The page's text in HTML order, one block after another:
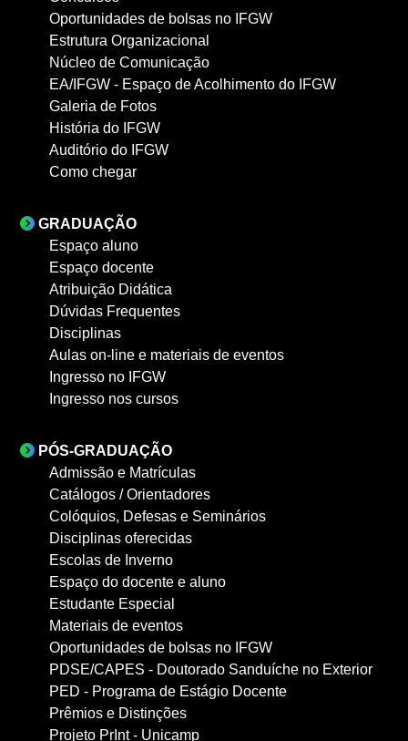
Oportunidades de bolsas no IFGW
Estrutura Organizacional
Núcleo de Comunicação
EA/IFGW - Espaço de Acolhimento do IFGW
Galeria de Fotos
História do IFGW
Auditório do IFGW
Como chegar
GRADUAÇÃO
Espaço aluno
Espaço docente
Atribuição Didática
Dúvidas Frequentes
Disciplinas
Aulas on-line e materiais de eventos
Ingresso no IFGW
Ingresso nos cursos
PÓS-GRADUAÇÃO
Admissão e Matrículas
Catálogos / Orientadores
Colóquios, Defesas e Seminários
Disciplinas oferecidas
Escolas de Inverno
Espaço do docente e aluno
Estudante Especial
Materiais de eventos
Oportunidades de bolsas no IFGW
PDSE/CAPES - Doutorado Sanduíche no Exterior
PED - Programa de Estágio Docente
Prêmios e Distinções
Projeto PrInt - Unicamp